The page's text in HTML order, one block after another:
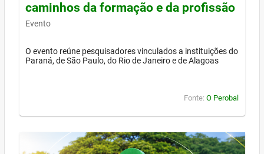
caminhos da formação e da profissão
Evento
O evento reúne pesquisadores vinculados a instituições do
Paraná, de São Paulo, do Rio de Janeiro e de Alagoas
Fonte: O Perobal